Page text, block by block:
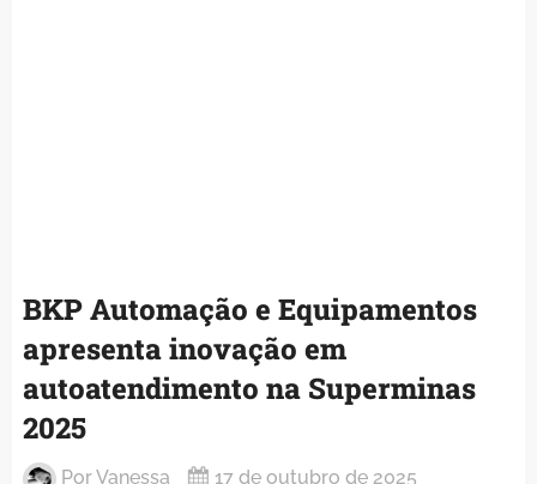
BKP Automação e Equipamentos
apresenta inovação em
autoatendimento na Superminas
2025
PorVanessa 17 de outubro de 2025